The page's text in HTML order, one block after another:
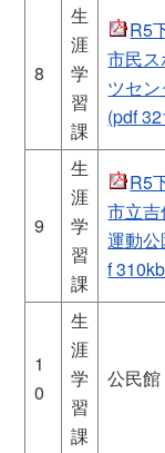
8
生
涯
学
習
課
R5
市民ス
ツセ
(pdf
9
生
涯
学
習
課
R5
市立吉
運動
f
1
0
生
涯
学
習
課
公民館